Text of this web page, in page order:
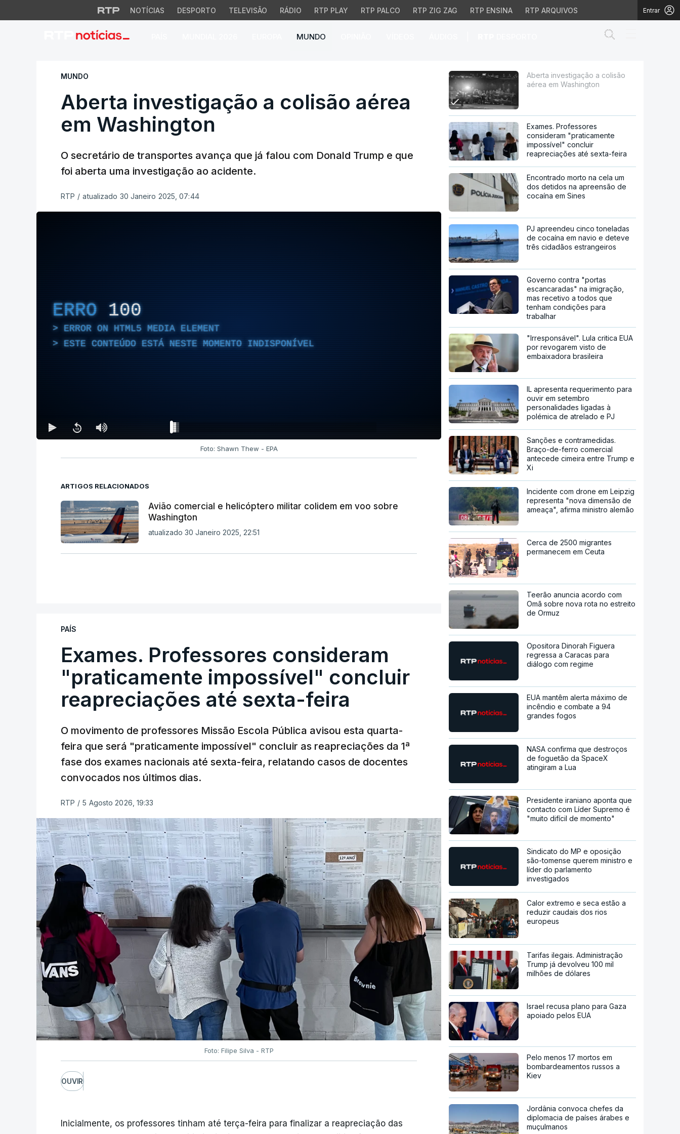
NOTÍCIAS DESPORTO TELEVISÃO RÁDIO RTP PLAY RTP PALCO RTP ZIG ZAG RTP ENSINA RTP ARQUIVOS Entrar
MUNDO
Aberta investigação a colisão aérea em Washington
MUNDO
Aberta investigação a colisão aérea
em Washington
O secretário de transportes avança que já falou com Donald Trump e que
foi aberta uma investigação ao acidente.
RTP / atualizado 30 Janeiro 2025, 07:44
ERRO 100
ERROR ON HTML5 MEDIA ELEMENT
ESTE CONTEÚDO ESTÁ NESTE MOMENTO INDISPONÍVEL
Foto: Shawn Thew - EPA
ARTIGOS RELACIONADOS
Avião comercial e helicóptero militar colidem em voo sobre
Washington
atualizado 30 Janeiro 2025, 22:51
PAÍS
Exames. Professores consideram
"praticamente impossível" concluir
reapreciações até sexta-feira
O movimento de professores Missão Escola Pública avisou esta quarta-
feira que será "praticamente impossível" concluir as reapreciações da 1ª
fase dos exames nacionais até sexta-feira, relatando casos de docentes
convocados nos últimos dias.
RTP / 5 Agosto 2026, 19:33
Foto: Filipe Silva - RTP
OUVIR
Inicialmente, os professores tinham até terça-feira para finalizar a reapreciação das
Aberta investigação a colisão
aérea em Washington
Exames. Professores
consideram "praticamente
impossível" concluir
reapreciações até sexta-feira
Encontrado morto na cela um
dos detidos na apreensão de
cocaína em Sines
PJ apreendeu cinco toneladas
de cocaína em navio e deteve
três cidadãos estrangeiros
Governo contra "portas
escancaradas" na imigração,
mas recetivo a todos que
tenham condições para
trabalhar
"Irresponsável". Lula critica EUA
por revogarem visto de
embaixadora brasileira
IL apresenta requerimento para
ouvir em setembro
personalidades ligadas à
polémica de atrelado e PJ
Sanções e contramedidas.
Braço-de-ferro comercial
antecede cimeira entre Trump e
Xi
Incidente com drone em Leipzig
representa "nova dimensão de
ameaça", afirma ministro alemão
Cerca de 2500 migrantes
permanecem em Ceuta
Teerão anuncia acordo com
Omã sobre nova rota no estreito
de Ormuz
Opositora Dinorah Figuera
regressa a Caracas para
diálogo com regime
EUA mantêm alerta máximo de
incêndio e combate a 94
grandes fogos
NASA confirma que destroços
de foguetão da SpaceX
atingiram a Lua
Presidente iraniano aponta que
contacto com Líder Supremo é
"muito difícil de momento"
Sindicato do MP e oposição
são-tomense querem ministro e
líder do parlamento
investigados
Calor extremo e seca estão a
reduzir caudais dos rios
europeus
Tarifas ilegais. Administração
Trump já devolveu 100 mil
milhões de dólares
Israel recusa plano para Gaza
apoiado pelos EUA
Pelo menos 17 mortos em
bombardeamentos russos a
Kiev
Jordânia convoca chefes da
diplomacia de países árabes e
muçulmanos